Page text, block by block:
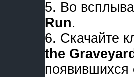
5. Во
Run.
6. Скачайте
the
появившихся